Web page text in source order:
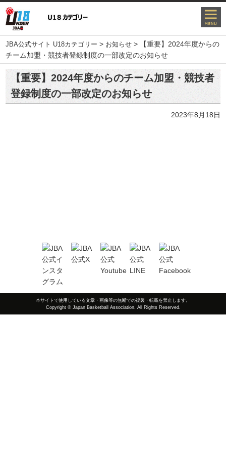
JBA公式サイト U18カテゴリー > お知らせ >
【重要】2024年度からの
チーム加盟・競技者登録制度の一部改定のお知らせ
【重要】2024年度からのチーム加盟・競技者
登録制度の一部改定のお知らせ
2023年8月18日
本サイトで使用している文章・画像等の無断での複製・転載を禁止します。
Copyright © Japan Basketball Association. All Rights Reserved.